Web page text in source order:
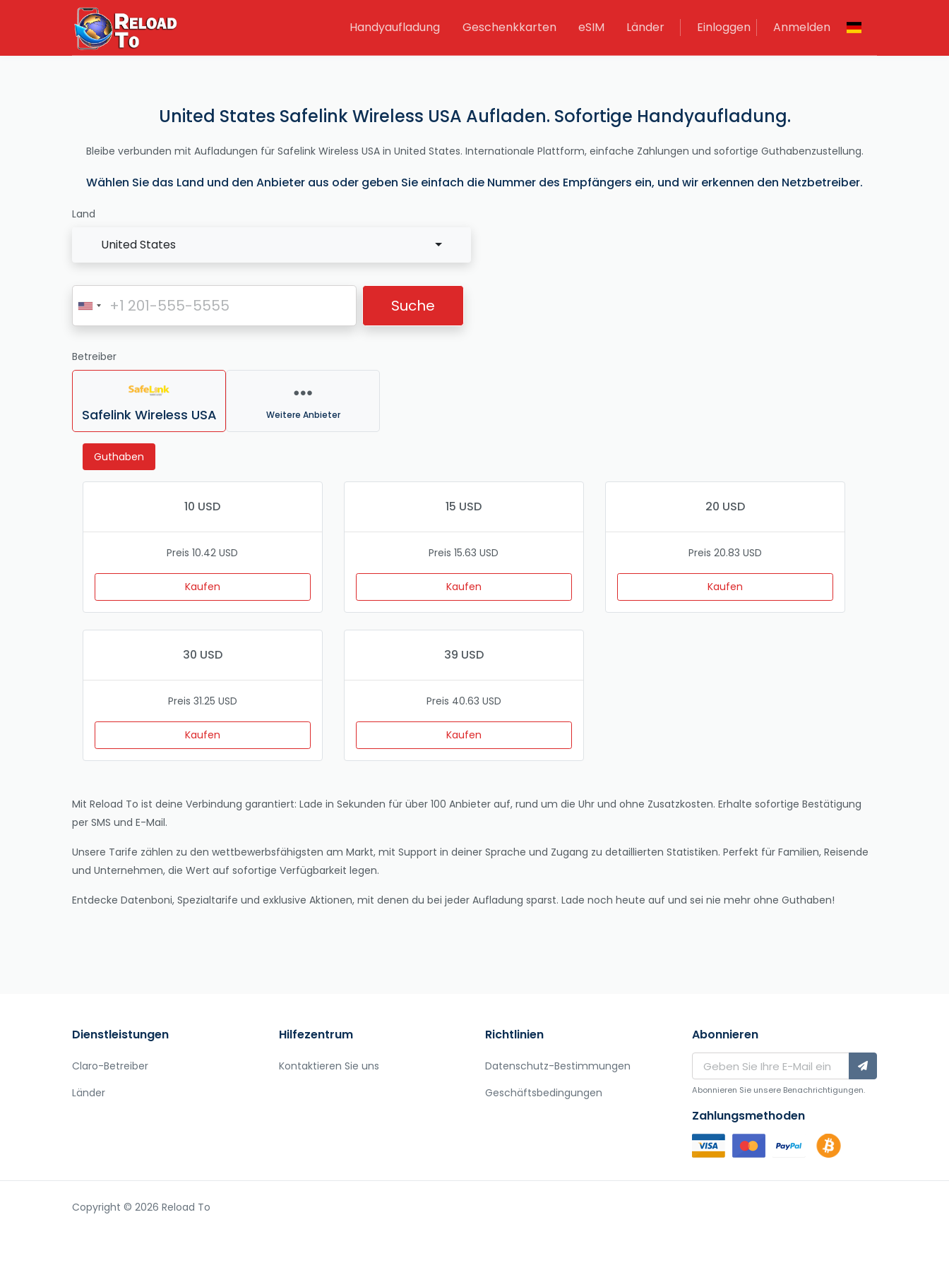
Handyaufladung Geschenkkarten eSIM Länder Einloggen Anmelden
United States Safelink Wireless USA Aufladen. Sofortige Handyaufladung.
Bleibe verbunden mit Aufladungen für Safelink Wireless USA in United States. Internationale Plattform, einfache Zahlungen und sofortige Guthabenzustellung.
Wählen Sie das Land und den Anbieter aus oder geben Sie einfach die Nummer des Empfängers ein, und wir erkennen den Netzbetreiber.
Land
United States
Suche
Betreiber
Safelink Wireless USA Weitere Anbieter
Guthaben
10 USD
Preis 10.42 USD
Kaufen
15 USD
Preis 15.63 USD
Kaufen
20 USD
Preis 20.83 USD
Kaufen
30 USD
Preis 31.25 USD
Kaufen
39 USD
Preis 40.63 USD
Kaufen
Mit Reload To ist deine Verbindung garantiert: Lade in Sekunden für über 100 Anbieter auf, rund um die Uhr und ohne Zusatzkosten. Erhalte sofortige Bestätigung
per SMS und E-Mail.
Unsere Tarife zählen zu den wettbewerbsfähigsten am Markt, mit Support in deiner Sprache und Zugang zu detaillierten Statistiken. Perfekt für Familien, Reisende
und Unternehmen, die Wert auf sofortige Verfügbarkeit legen.
Entdecke Datenboni, Spezialtarife und exklusive Aktionen, mit denen du bei jeder Aufladung sparst. Lade noch heute auf und sei nie mehr ohne Guthaben!
Dienstleistungen
Claro-Betreiber
Länder
Hilfezentrum
Kontaktieren Sie uns
Richtlinien
Datenschutz-Bestimmungen
Geschäftsbedingungen
Abonnieren
Abonnieren Sie unsere Benachrichtigungen.
Zahlungsmethoden
Copyright © 2026 Reload To